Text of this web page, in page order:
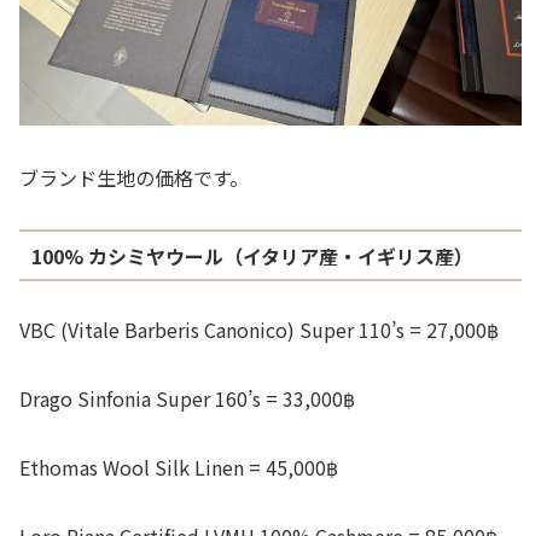
ブランド生地の価格です。
100% カシミヤウール（イタリア産・イギリス産）
VBC (Vitale Barberis Canonico) Super 110’s = 27,000฿
Drago Sinfonia Super 160’s = 33,000฿
Ethomas Wool Silk Linen = 45,000฿